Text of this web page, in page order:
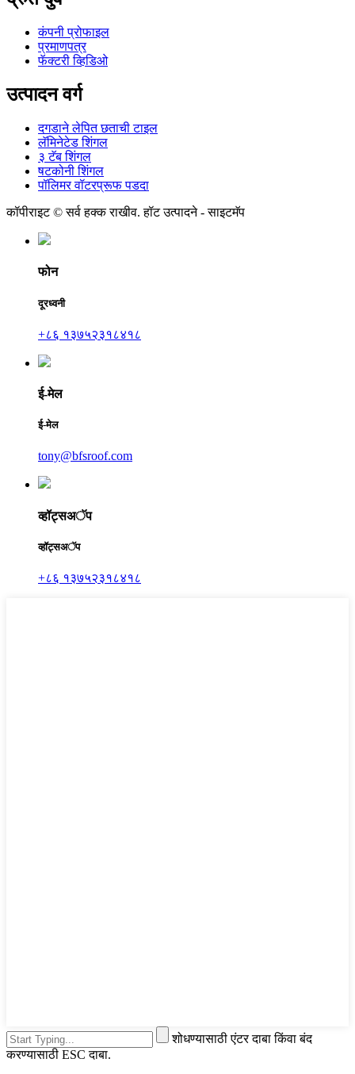
कंपनी प्रोफाइल
प्रमाणपत्र
फॅक्टरी व्हिडिओ
उत्पादन वर्ग
दगडाने लेपित छताची टाइल
लॅमिनेटेड शिंगल
३ टॅब शिंगल
षटकोनी शिंगल
पॉलिमर वॉटरप्रूफ पडदा
कॉपीराइट © सर्व हक्क राखीव. हॉट उत्पादने - साइटमॅप
फोन
दूरध्वनी
+८६ १३७५२३१८४१८
ई-मेल
ई-मेल
tony@bfsroof.com
व्हॉट्सअॅप
व्हॉट्सअॅप
+८६ १३७५२३१८४१८
शोधण्यासाठी एंटर दाबा किंवा बंद
करण्यासाठी ESC दाबा.